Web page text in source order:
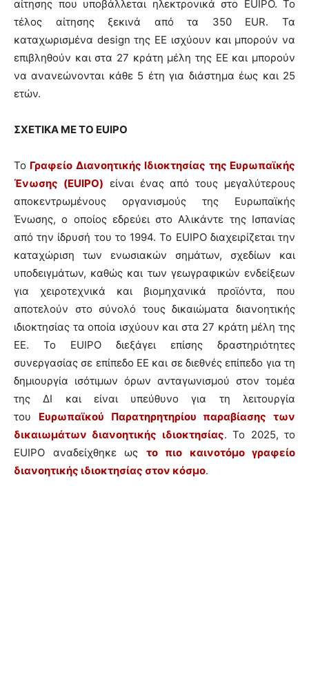
αίτησης που υποβάλλεται ηλεκτρονικά στο EUIPO. Το
τέλος αίτησης ξεκινά από τα 350 EUR. Τα
καταχωρισμένα design της ΕΕ ισχύουν και μπορούν να
επιβληθούν και στα 27 κράτη μέλη της ΕΕ και μπορούν
να ανανεώνονται κάθε 5 έτη για διάστημα έως και 25
ετών.
ΣΧΕΤΙΚΑ ΜΕ ΤΟ EUIPO
Το Γραφείο Διανοητικής Ιδιοκτησίας της Ευρωπαϊκής
Ένωσης (EUIPO) είναι ένας από τους μεγαλύτερους
αποκεντρωμένους οργανισμούς της Ευρωπαϊκής
Ένωσης, ο οποίος εδρεύει στο Αλικάντε της Ισπανίας
από την ίδρυσή του το 1994. Το EUIPO διαχειρίζεται την
καταχώριση των ενωσιακών σημάτων, σχεδίων και
υποδειγμάτων, καθώς και των γεωγραφικών ενδείξεων
για χειροτεχνικά και βιομηχανικά προϊόντα, που
αποτελούν στο σύνολό τους δικαιώματα διανοητικής
ιδιοκτησίας τα οποία ισχύουν και στα 27 κράτη μέλη της
ΕΕ. Το EUIPO διεξάγει επίσης δραστηριότητες
συνεργασίας σε επίπεδο ΕΕ και σε διεθνές επίπεδο για τη
δημιουργία ισότιμων όρων ανταγωνισμού στον τομέα
της ΔΙ και είναι υπεύθυνο για τη λειτουργία
του Ευρωπαϊκού Παρατηρητηρίου παραβίασης των
δικαιωμάτων διανοητικής ιδιοκτησίας. Το 2025, το
EUIPO αναδείχθηκε ως το πιο καινοτόμο γραφείο
διανοητικής ιδιοκτησίας στον κόσμο.